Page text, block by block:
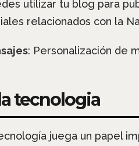
utilizar tu blog para
relacionados con la
: Personalización de
tecnologia
juega un papel